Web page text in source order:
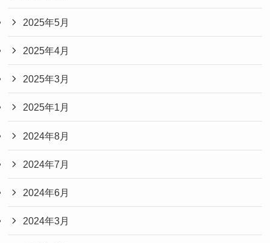
2025年5月
2025年4月
2025年3月
2025年1月
2024年8月
2024年7月
2024年6月
2024年3月